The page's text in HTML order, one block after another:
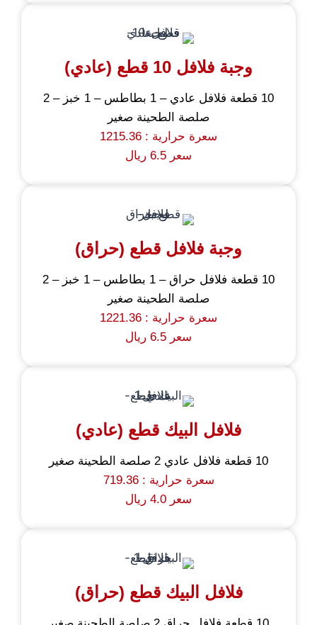
وجبة فلافل 10 قطع (عادي)
10 قطعة فلافل عادي – 1 بطاطس – 1 خبز – 2
صلصة الطحينة صغير
سعرة حرارية : 1215.36
سعر 6.5 ريال
وجبة فلافل قطع (حراق)
10 قطعة فلافل حراق – 1 بطاطس – 1 خبز – 2
صلصة الطحينة صغير
سعرة حرارية : 1221.36
سعر 6.5 ريال
فلافل البيك قطع (عادي)
10 قطعة فلافل عادي 2 صلصة الطحينة صغير
سعرة حرارية : 719.36
سعر 4.0 ريال
فلافل البيك قطع (حراق)